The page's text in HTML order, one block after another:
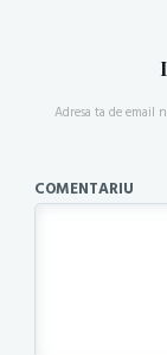
Adresa ta de email
COMENTARIU